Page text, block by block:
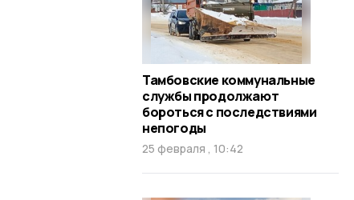
Тамбовские коммунальные
службы продолжают
бороться с последствиями
непогоды
25 февраля , 10:42